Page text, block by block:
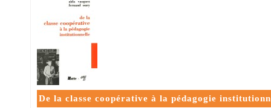
De la classe coopérative à la pédagogie